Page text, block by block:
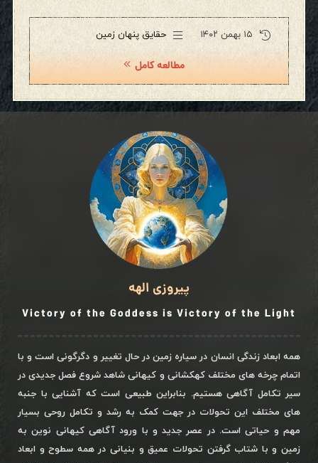
۱۵ بهمن ۱۴۰۲ حقایق پنهان زمین
مطالعه کامل
پیروزی الهه
Victory of the Goddess is Victory of the Light
همه ابعاد زندگی انسان در سیاره زمین در حال تغییر و دگرگونی است و با
اتمام چرخه های مختلف کهکشانی و کیهانی شاهد شروع فصل جدیدی در
سیر تکامل آگاهی هستیم. بنابراین طبیعی است که آشنایی با جنبه
های مختلف این تحولات در جهت کمک به رشد و تکامل روحی بسیار
مهم و حیاتی است. در عصر جدید و با ورود آگاهی کیهانی نوین به
زمین و با شتاب گرفتن تحولات عمیق و بنیانی در همه سطوح و ابعاد